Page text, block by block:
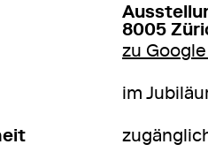
8005
zu
im